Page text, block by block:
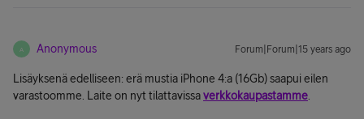
A Anonymous Forum|Forum|15 years ago
Lisäyksenä edelliseen: erä mustia iPhone 4:a (16Gb) saapui eilen
varastoomme. Laite on nyt tilattavissaverkkokaupastamme